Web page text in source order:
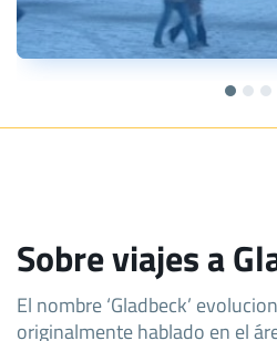
Sobre viajes a
El nombre ‘Gladbeck’
originalmente hablado en el